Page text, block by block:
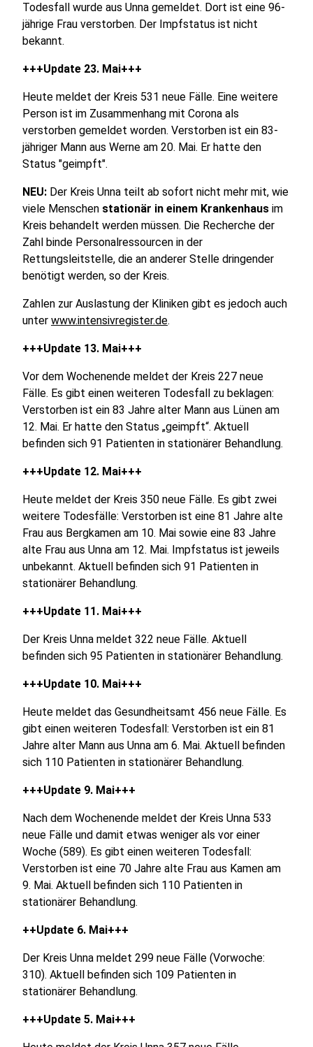
Todesfall wurde aus Unna gemeldet. Dort ist eine 96-
jährige Frau verstorben. Der Impfstatus ist nicht
bekannt.
+++Update 23. Mai+++
Heute meldet der Kreis 531 neue Fälle. Eine weitere
Person ist im Zusammenhang mit Corona als
verstorben gemeldet worden. Verstorben ist ein 83-
jähriger Mann aus Werne am 20. Mai. Er hatte den
Status "geimpft".
NEU: Der Kreis Unna teilt ab sofort nicht mehr mit, wie
viele Menschen stationär in einem Krankenhaus im
Kreis behandelt werden müssen. Die Recherche der
Zahl binde Personalressourcen in der
Rettungsleitstelle, die an anderer Stelle dringender
benötigt werden, so der Kreis.
Zahlen zur Auslastung der Kliniken gibt es jedoch auch
unter www.intensivregister.de.
+++Update 13. Mai+++
Vor dem Wochenende meldet der Kreis 227 neue
Fälle. Es gibt einen weiteren Todesfall zu beklagen:
Verstorben ist ein 83 Jahre alter Mann aus Lünen am
12. Mai. Er hatte den Status „geimpft“. Aktuell
befinden sich 91 Patienten in stationärer Behandlung.
+++Update 12. Mai+++
Heute meldet der Kreis 350 neue Fälle. Es gibt zwei
weitere Todesfälle: Verstorben ist eine 81 Jahre alte
Frau aus Bergkamen am 10. Mai sowie eine 83 Jahre
alte Frau aus Unna am 12. Mai. Impfstatus ist jeweils
unbekannt. Aktuell befinden sich 91 Patienten in
stationärer Behandlung.
+++Update 11. Mai+++
Der Kreis Unna meldet 322 neue Fälle. Aktuell
befinden sich 95 Patienten in stationärer Behandlung.
+++Update 10. Mai+++
Heute meldet das Gesundheitsamt 456 neue Fälle. Es
gibt einen weiteren Todesfall: Verstorben ist ein 81
Jahre alter Mann aus Unna am 6. Mai. Aktuell befinden
sich 110 Patienten in stationärer Behandlung.
+++Update 9. Mai+++
Nach dem Wochenende meldet der Kreis Unna 533
neue Fälle und damit etwas weniger als vor einer
Woche (589). Es gibt einen weiteren Todesfall:
Verstorben ist eine 70 Jahre alte Frau aus Kamen am
9. Mai. Aktuell befinden sich 110 Patienten in
stationärer Behandlung.
++Update 6. Mai+++
Der Kreis Unna meldet 299 neue Fälle (Vorwoche:
310). Aktuell befinden sich 109 Patienten in
stationärer Behandlung.
+++Update 5. Mai+++